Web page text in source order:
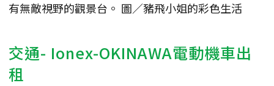
有無敵視野的觀景台。 圖／豬飛小姐的彩色生活
交通- Ionex-OKINAWA電動機車出
租